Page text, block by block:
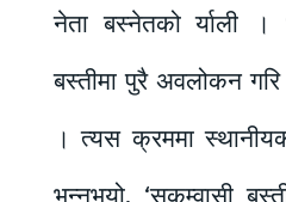
नेता बस्नेतको र्याली ।
बस्तीमा पुरै अवलोकन
। त्यस क्रममा
भन्नुभयो, ‘सुकुम्वासी